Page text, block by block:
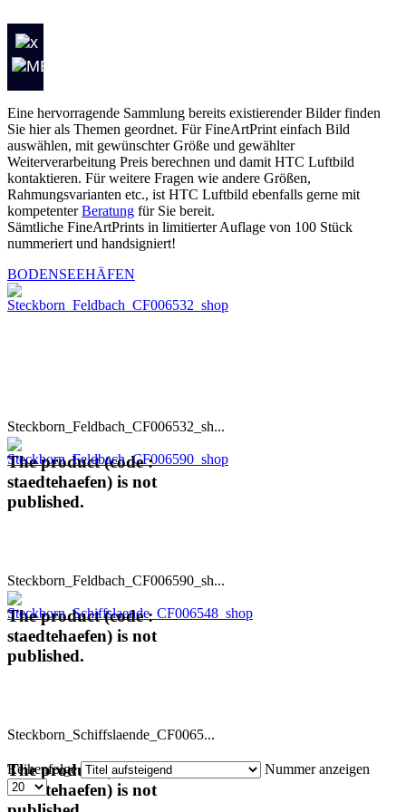
Eine hervorragende Sammlung bereits existierender Bilder finden
Sie hier als Themen geordnet. Für FineArtPrint einfach Bild
auswählen, mit gewünschter Größe und gewählter
Weiterverarbeitung Preis berechnen und damit HTC Luftbild
kontaktieren. Für weitere Fragen wie andere Größen,
Rahmungsvarianten etc., ist HTC Luftbild ebenfalls gerne mit
kompetenterBeratung für Sie bereit.
Sämtliche FineArtPrints in limitierter Auflage von 100 Stück
nummeriert und handsigniert!
BODENSEEHÄFEN
Steckborn_Feldbach_CF006532_sh...
The product (code :
staedtehaefen) is not
published.
Steckborn_Feldbach_CF006590_sh...
The product (code :
staedtehaefen) is not
published.
Steckborn_Schiffslaende_CF0065...
The product (code :
staedtehaefen) is not
Reihenfolge Nummer anzeigen